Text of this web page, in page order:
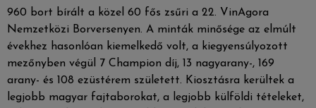
960 bort bírált a közel 60 fős zsűri a 22. VinAgora
Nemzetközi Borversenyen. A minták minősége az elmúlt
évekhez hasonlóan kiemelkedő volt, a kiegyensúlyozott
mezőnyben végül 7 Champion díj, 13 nagyarany-, 169
arany- és 108 ezüstérem született. Kiosztásra kerültek a
legjobb magyar fajtaborokat, a legjobb külföldi tételeket,